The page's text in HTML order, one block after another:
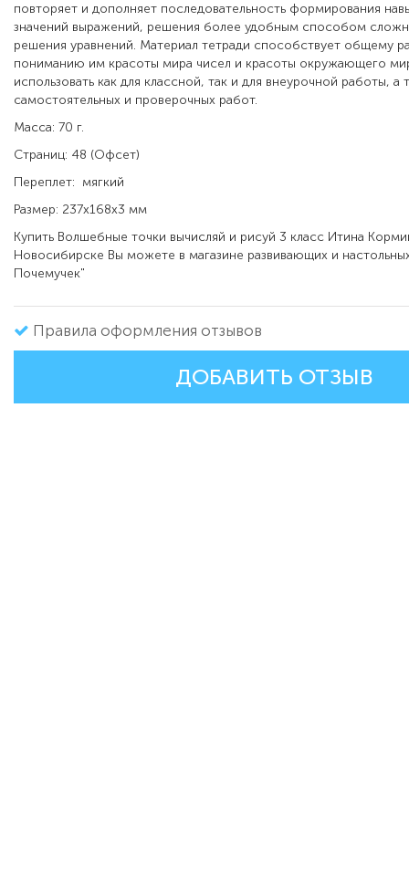
повторяет и дополняет последовательность формирования
значений выражений, решения более удобным способом
решения уравнений. Материал тетради способствует общему
пониманию им красоты мира чисел и красоты окружающего
использовать как для классной, так и для внеурочной работы, а
самостоятельных и проверочных работ.
Масса: 70 г.
Страниц: 48 (Офсет)
Переплет: мягкий
Размер: 237х168х3 мм
Купить Волшебные точки вычисляй и рисуй 3 класс Итина
Новосибирске Вы можете в магазине развивающих и
Почемучек"
Правила оформления отзывов
ДОБАВИТЬ ОТЗЫВ